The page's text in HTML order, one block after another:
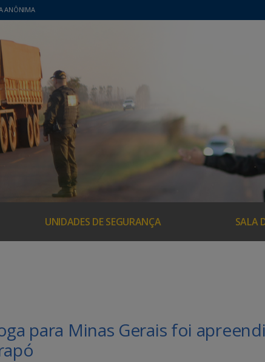
ANÔNIMA
UNIDADES DE SEGURANÇA SALA
para Minas Gerais foi